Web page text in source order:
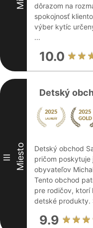
dôrazom na
spokojnosť
výber kytíc
...
10.0
III Miesto
Detský
Detský obchod
pričom
obyvateľov
Tento obchod
pre rodičov, ktorí
detské produkty.
9.9